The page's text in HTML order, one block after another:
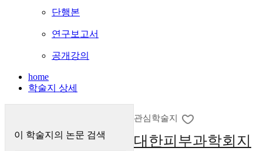
단행본
연구보고서
공개강의
home
학술지 상세
이 학술지의 논문 검색
관심학술지
대한피부과학회지